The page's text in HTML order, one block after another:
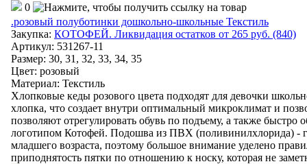
0
.розовый полуботинки дошкольно-школьные Текстиль
Закупка: КОТОФЕЙ. Ликвидация остатков от 265 руб. (840)
Артикул: 531267-11
Размер: 30, 31, 32, 33, 34, 35
Цвет: розовый
Материал: Текстиль
Хлопковые кеды розового цвета подходят для девочки
хлопка, что создает внутри оптимальный микроклимат и
позволяют отрегулировать обувь по подъему, а также
логотипом Котофей. Подошва из ПВХ (поливинилхлорида) -
младшего возраста, поэтому большое внимание уделено
приподнятость пятки по отношению к носку, которая не